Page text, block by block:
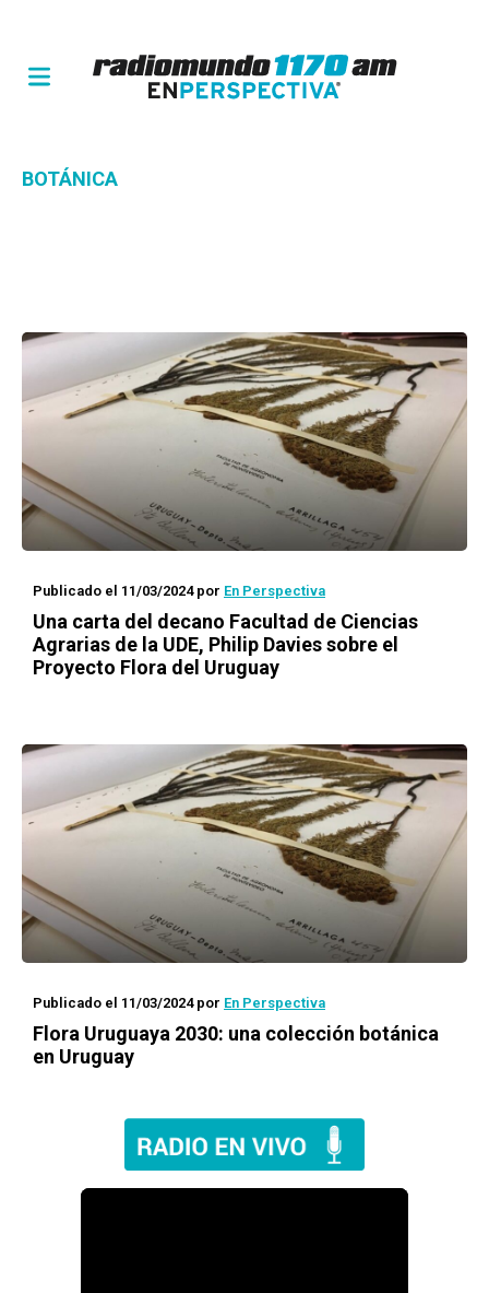
BOTÁNICA
Publicado el 11/03/2024por En Perspectiva
Una carta del decano Facultad de Ciencias
Agrarias de la UDE, Philip Davies sobre el
Proyecto Flora del Uruguay
Publicado el 11/03/2024por En Perspectiva
Flora Uruguaya 2030: una colección botánica
en Uruguay